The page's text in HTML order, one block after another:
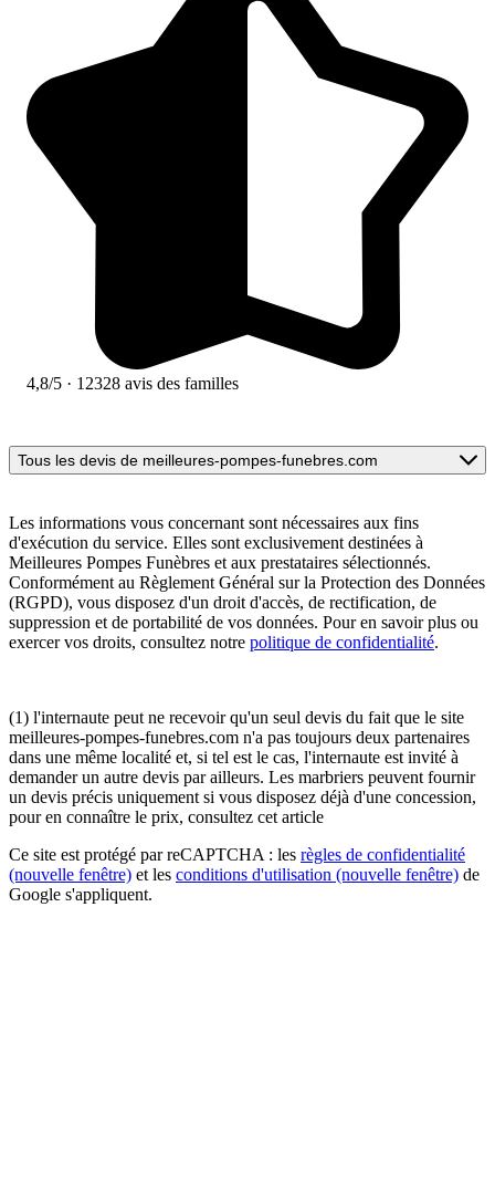
4,8/5 · 12328 avis des familles
Tous les devis de meilleures-pompes-funebres.com
Les informations vous concernant sont nécessaires aux fins
d'exécution du service. Elles sont exclusivement destinées à
Meilleures Pompes Funèbres et aux prestataires sélectionnés.
Conformément au Règlement Général sur la Protection des Données
(RGPD), vous disposez d'un droit d'accès, de rectification, de
suppression et de portabilité de vos données. Pour en savoir plus ou
exercer vos droits, consultez notre politique de confidentialité.
(1) l'internaute peut ne recevoir qu'un seul devis du fait que le site
meilleures-pompes-funebres.com n'a pas toujours deux partenaires
dans une même localité et, si tel est le cas, l'internaute est invité à
demander un autre devis par ailleurs. Les marbriers peuvent fournir
un devis précis uniquement si vous disposez déjà d'une concession,
pour en connaître le prix, consultez cet article
Ce site est protégé par reCAPTCHA : les règles de confidentialité
(nouvelle fenêtre) et les conditions d'utilisation (nouvelle fenêtre) de
Google s'appliquent.